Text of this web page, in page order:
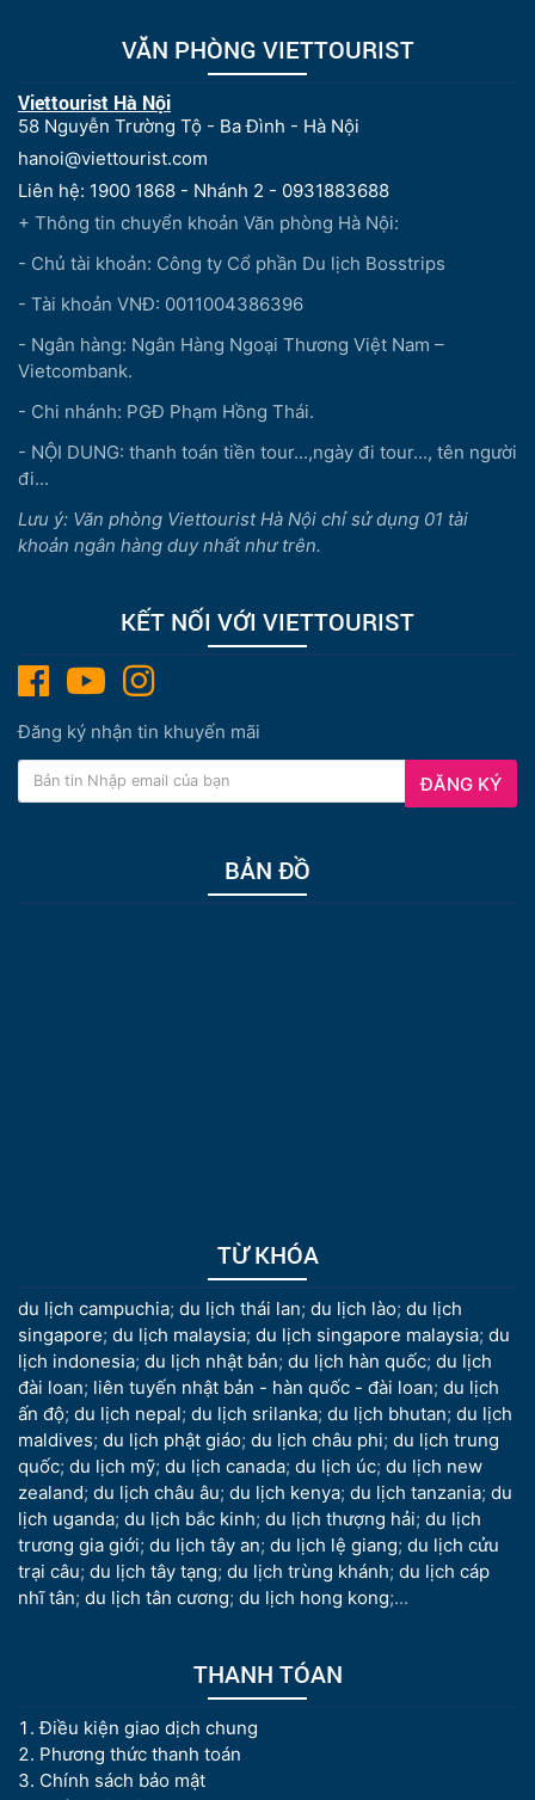
VĂN PHÒNG VIETTOURIST
Viettourist Hà Nội
58 Nguyễn Trường Tộ - Ba Đình - Hà Nội
hanoi@viettourist.com
Liên hệ: 1900 1868 - Nhánh 2 - 0931883688
+ Thông tin chuyển khoản Văn phòng Hà Nội:
- Chủ tài khoản: Công ty Cổ phần Du lịch Bosstrips
- Tài khoản VNĐ: 0011004386396
- Ngân hàng: Ngân Hàng Ngoại Thương Việt Nam –
Vietcombank.
- Chi nhánh: PGĐ Phạm Hồng Thái.
- NỘI DUNG: thanh toán tiền tour...,ngày đi tour..., tên người
đi...
Lưu ý: Văn phòng Viettourist Hà Nội chỉ sử dụng 01 tài
khoản ngân hàng duy nhất như trên.
KẾT NỐI VỚI VIETTOURIST
Đăng ký nhận tin khuyến mãi
ĐĂNG KÝ
BẢN ĐỒ
TỪ KHÓA
du lịch campuchia; du lịch thái lan; du lịch lào; du lịch
singapore; du lịch malaysia; du lịch singapore malaysia; du
lịch indonesia; du lịch nhật bản; du lịch hàn quốc; du lịch
đài loan; liên tuyến nhật bản - hàn quốc - đài loan; du lịch
ấn độ; du lịch nepal; du lịch srilanka; du lịch bhutan; du lịch
maldives; du lịch phật giáo; du lịch châu phi; du lịch trung
quốc; du lịch mỹ; du lịch canada; du lịch úc; du lịch new
zealand; du lịch châu âu; du lịch kenya; du lịch tanzania; du
lịch uganda; du lịch bắc kinh; du lịch thượng hải; du lịch
trương gia giới; du lịch tây an; du lịch lệ giang; du lịch cửu
trại câu; du lịch tây tạng; du lịch trùng khánh; du lịch cáp
nhĩ tân; du lịch tân cương; du lịch hong kong;...
THANH TÓAN
Điều kiện giao dịch chung
Phương thức thanh toán
Chính sách bảo mật